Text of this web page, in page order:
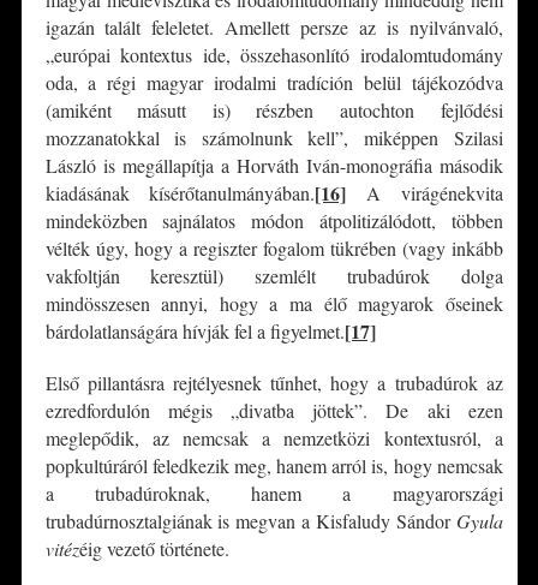
igazán talált feleletet. Amellett persze az is nyilvánvaló,
„európai kontextus ide, összehasonlító irodalomtudomány
oda, a régi magyar irodalmi tradíción belül tájékozódva
(amiként másutt is) részben autochton fejlődési
mozzanatokkal is számolnunk kell”, miképpen Szilasi
László is megállapítja a Horváth Iván-monográfia második
kiadásának kísérőtanulmányában.[16] A virágénekvita
mindeközben sajnálatos módon átpolitizálódott, többen
vélték úgy, hogy a regiszter fogalom tükrében (vagy inkább
vakfoltján keresztül) szemlélt trubadúrok dolga
mindösszesen annyi, hogy a ma élő magyarok őseinek
bárdolatlanságára hívják fel a figyelmet.[17]
Első pillantásra rejtélyesnek tűnhet, hogy a trubadúrok az
ezredfordulón mégis „divatba jöttek”. De aki ezen
meglepődik, az nemcsak a nemzetközi kontextusról, a
popkultúráról feledkezik meg, hanem arról is, hogy nemcsak
a trubadúroknak, hanem a magyarországi
trubadúrnosztalgiának is megvan a Kisfaludy SándorGyula
vitézéig vezető története.